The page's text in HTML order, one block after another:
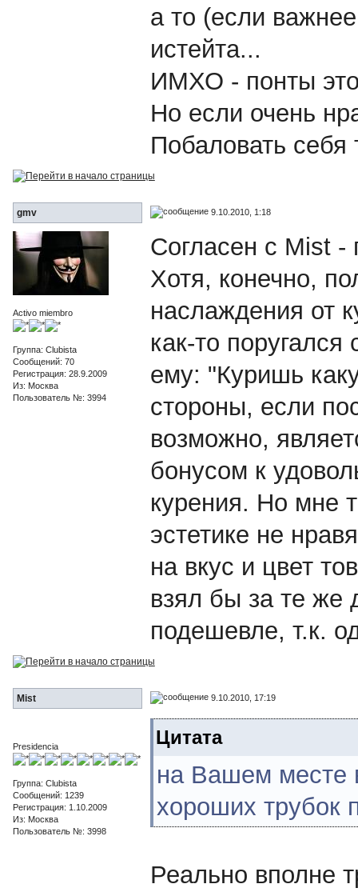
а то (если
истейта...
ИМХО - понты
Но если очень
Побаловать себя
gmv 9.10.2010, 1:18
Activo miembro
Группа: Clubista
Сообщений: 70
Регистрация: 28.9.2009
Из: Москва
Пользователь №: 3994
Согласен с Mist
Хотя, конечно,
наслаждения от
как-то
ему: "Куришь
стороны, если
возможно,
бонусом к
курения. Но мне
эстетике не
на вкус и цвет
взял бы за те же
подешевле, т.к.
Mist 9.10.2010, 17:19
Presidencia
Группа: Clubista
Сообщений: 1239
Регистрация: 1.10.2009
Из: Москва
Пользователь №: 3998
Цитата
на Вашем месте
хороших трубок
Реально вполне